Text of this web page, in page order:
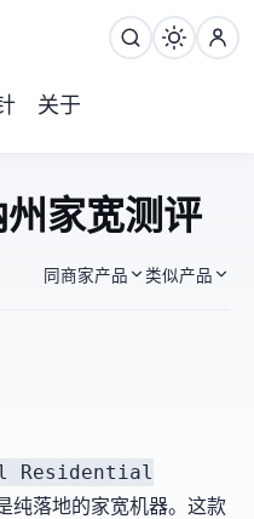
关于
家宽 测评
同商家产品 类似产品
Residential
纯落地的家宽机器。这款